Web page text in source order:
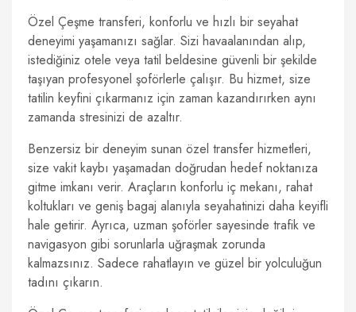
Özel Çeşme transferi, konforlu ve hızlı bir seyahat
deneyimi yaşamanızı sağlar. Sizi havaalanından alıp,
istediğiniz otele veya tatil beldesine güvenli bir şekilde
taşıyan profesyonel şoförlerle çalışır. Bu hizmet, size
tatilin keyfini çıkarmanız için zaman kazandırırken aynı
zamanda stresinizi de azaltır.
Benzersiz bir deneyim sunan özel transfer hizmetleri,
size vakit kaybı yaşamadan doğrudan hedef noktanıza
gitme imkanı verir. Araçların konforlu iç mekanı, rahat
koltukları ve geniş bagaj alanıyla seyahatinizi daha keyifli
hale getirir. Ayrıca, uzman şoförler sayesinde trafik ve
navigasyon gibi sorunlarla uğraşmak zorunda
kalmazsınız. Sadece rahatlayın ve güzel bir yolculuğun
tadını çıkarın.